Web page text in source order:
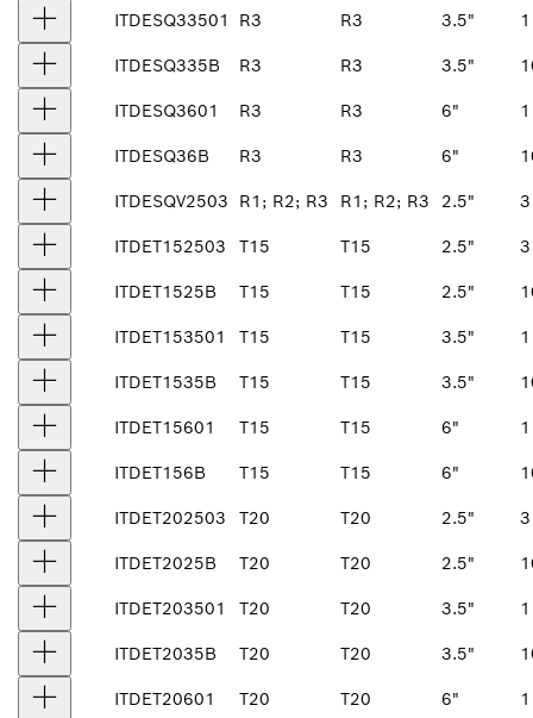
ITDESQ33501 R3 R3 3.5" 1
ITDESQ335B R3 R3 3.5"
ITDESQ3601 R3 R3 6" 1
ITDESQ36B R3 R3 6"
ITDESQV2503 R1; R2; R3 R1; R2; R3 2.5" 3
ITDET152503 T15 T15 2.5" 3
ITDET1525B T15 T15 2.5"
ITDET153501 T15 T15 3.5" 1
ITDET1535B T15 T15 3.5"
ITDET15601 T15 T15 6" 1
ITDET156B T15 T15 6"
ITDET202503 T20 T20 2.5" 3
ITDET2025B T20 T20 2.5"
ITDET203501 T20 T20 3.5" 1
ITDET2035B T20 T20 3.5"
ITDET20601 T20 T20 6" 1